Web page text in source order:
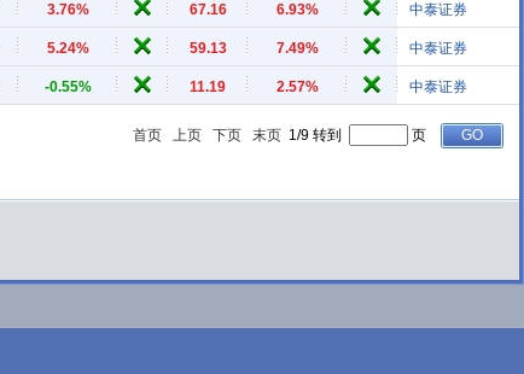
3.76% 67.16 6.93% 中泰证券
5.24% 59.13 7.49% 中泰证券
-0.55% 11.19 2.57% 中泰证券
首页 上页 下页 末页 1/9 转到 页